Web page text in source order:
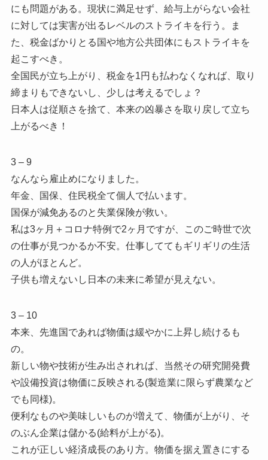
にも問題がある。現状に満足せず、給与上がらない会社
に対しては実害が出るレベルのストライキを行う。ま
た、税金ばかりとる国や地方公共団体にもストライキを
起こすべき。
全国民が立ち上がり、税金を1円も払わなくなれば、取り
締まりもできないし、少しは考えるでしょ？
日本人は従順さを捨て、本来の凶暴さを取り戻して立ち
上がるべき！
3 – 9
なんなら雇止めになりました。
年金、国保、住民税全て個人で払います。
国保が減免あるのと失業保険が救い。
私は3ヶ月＋コロナ特例で2ヶ月ですが、このご時世で次
の仕事が見つかるか不安。仕事しててもギリギリの生活
の人がほとんど。
子供も増えないし日本の未来に希望が見えない。
3 – 10
本来、先進国であれば物価は緩やかに上昇し続けるも
の。
新しい物や技術が生み出されれば、当然その研究開発費
や設備投資は物価に反映される(製造業に限らず農業など
でも同様)。
便利なものや美味しいものが増えて、物価が上がり、そ
のぶん企業は儲かる(給料が上がる)。
これが正しい経済成長のあり方。物価を据え置きにする